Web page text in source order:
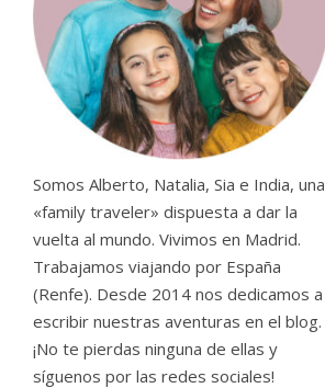
Somos Alberto, Natalia, Sia e India, una
«family traveler» dispuesta a dar la
vuelta al mundo. Vivimos en Madrid.
Trabajamos viajando por España
(Renfe). Desde 2014 nos dedicamos a
escribir nuestras aventuras en el blog.
¡No te pierdas ninguna de ellas y
síguenos por las redes sociales!